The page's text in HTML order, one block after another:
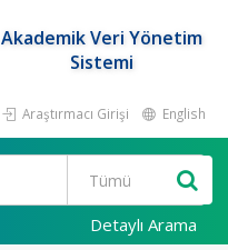
Akademik Veri Yönetim
Sistemi
Araştırmacı Girişi English
Detaylı Arama